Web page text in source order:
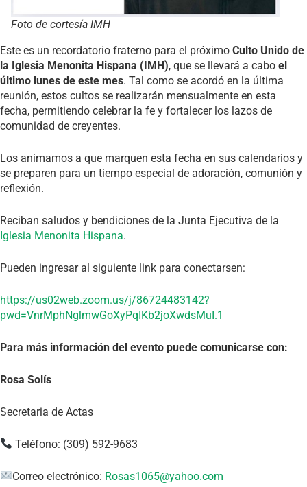
Foto de cortesía IMH
Este es un recordatorio fraterno para el próximo Culto Unido de
la Iglesia Menonita Hispana (IMH), que se llevará a cabo el
último lunes de este mes. Tal como se acordó en la última
reunión, estos cultos se realizarán mensualmente en esta
fecha, permitiendo celebrar la fe y fortalecer los lazos de
comunidad de creyentes.
Los animamos a que marquen esta fecha en sus calendarios y
se preparen para un tiempo especial de adoración, comunión y
reflexión.
Reciban saludos y bendiciones de la Junta Ejecutiva de la
Iglesia Menonita Hispana.
Pueden ingresar al siguiente link para conectarsen:
https://us02web.zoom.us/j/86724483142?
pwd=VnrMphNglmwGoXyPqIKb2joXwdsMuI.1
Para más información del evento puede comunicarse con:
Rosa Solís
Secretaria de Actas
Teléfono: (309) 592-9683
Correo electrónico: Rosas1065@yahoo.com